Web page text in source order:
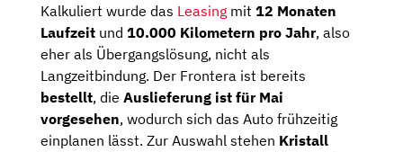
Kalkuliert wurde das Leasing mit 12 Monaten
Laufzeit und 10.000 Kilometern pro Jahr, also
eher als Übergangslösung, nicht als
Langzeitbindung. Der Frontera ist bereits
bestellt, die Auslieferung ist für Mai
vorgesehen, wodurch sich das Auto frühzeitig
einplanen lässt. Zur Auswahl stehen Kristall